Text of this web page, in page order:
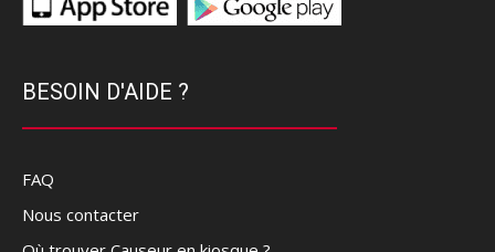
BESOIN D'AIDE ?
FAQ
Nous contacter